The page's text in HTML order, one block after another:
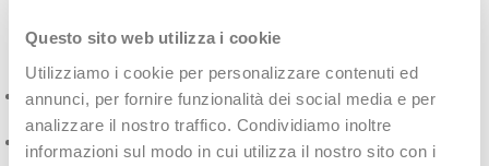
Questo sito web utilizza i cookie
Utilizziamo i cookie per personalizzare contenuti ed
annunci, per fornire funzionalità dei social media e per
analizzare il nostro traffico. Condividiamo inoltre
informazioni sul modo in cui utilizza il nostro sito con i
Evo Speed 2025
Punto dolce ampiocon forma a lacrima, perfetto per
migliorare il controllo e la potenza.
Superficie di battuta in fibra di vetro che fornisce un tocco